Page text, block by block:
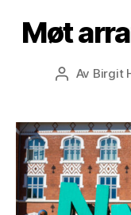
Møt
Av Birgit